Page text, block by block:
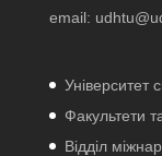
email:
Університет
Факультети
Відділ